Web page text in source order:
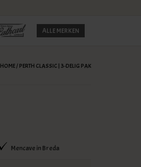
ALLE MERKEN
HOME/PERTH CLASSIC | 3-DELIG PAK
Mencave in Breda